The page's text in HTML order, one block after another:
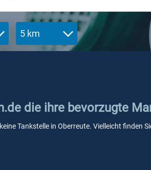
5 km
die ihre bevorzugte
Tankstelle in Oberreute. Vielleicht finden